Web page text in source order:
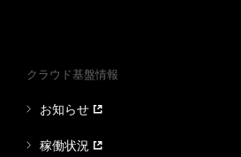
クラウド基盤情報
お知らせ
稼働状況